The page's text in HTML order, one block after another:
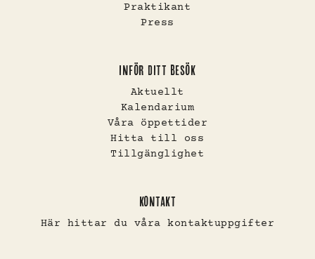
Praktikant
Press
INFÖR DITT BESÖK
Aktuellt
Kalendarium
Våra öppettider
Hitta till oss
Tillgänglighet
KONTAKT
Här hittar du våra kontaktuppgifter